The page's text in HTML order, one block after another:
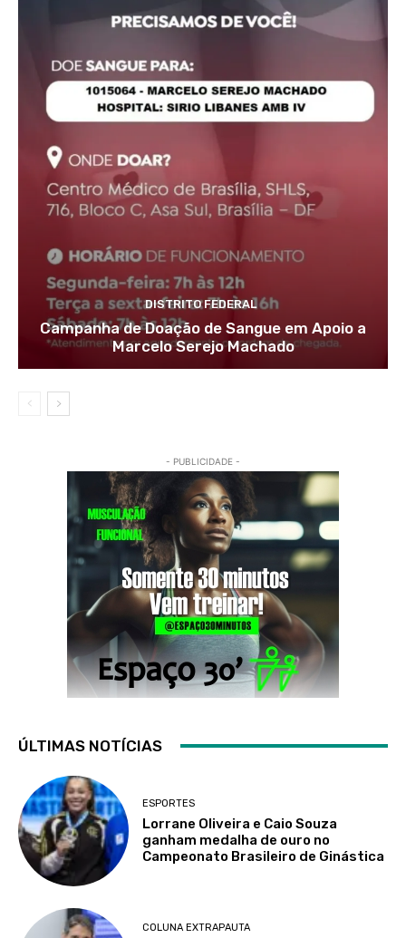
DISTRITO FEDERAL
Campanha de Doação de Sangue em Apoio a
Marcelo Serejo Machado
- PUBLICIDADE -
ÚLTIMAS NOTÍCIAS
ESPORTES
Lorrane Oliveira e Caio Souza
ganham medalha de ouro no
Campeonato Brasileiro de Ginástica
COLUNA EXTRAPAUTA